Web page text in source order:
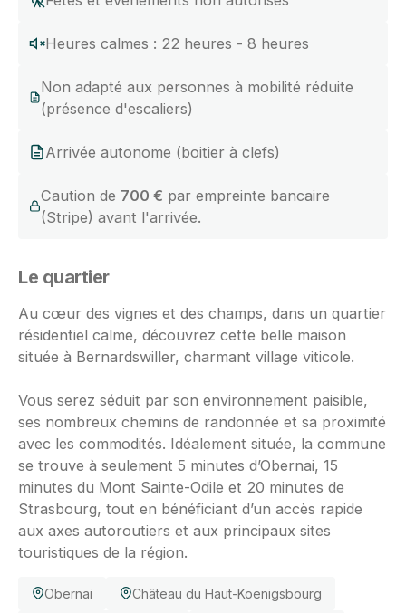
Heures calmes : 22 heures - 8 heures
Non adapté aux personnes à mobilité réduite
(présence d'escaliers)
Arrivée autonome (boitier à clefs)
Caution de 700 € par empreinte bancaire
(Stripe) avant l'arrivée.
Le quartier
Au cœur des vignes et des champs, dans un quartier
résidentiel calme, découvrez cette belle maison
située à Bernardswiller, charmant village viticole.
Vous serez séduit par son environnement paisible,
ses nombreux chemins de randonnée et sa proximité
avec les commodités. Idéalement située, la commune
se trouve à seulement 5 minutes d’Obernai, 15
minutes du Mont Sainte-Odile et 20 minutes de
Strasbourg, tout en bénéficiant d’un accès rapide
aux axes autoroutiers et aux principaux sites
touristiques de la région.
Obernai Château du Haut-Koenigsbourg